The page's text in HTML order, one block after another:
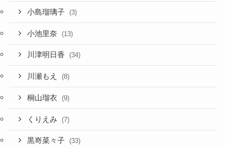
小島瑠璃子 (3)
小池里奈 (13)
川津明日香 (34)
川瀬もえ (8)
桐山瑠衣 (9)
くりえみ (7)
黒嵜菜々子 (33)